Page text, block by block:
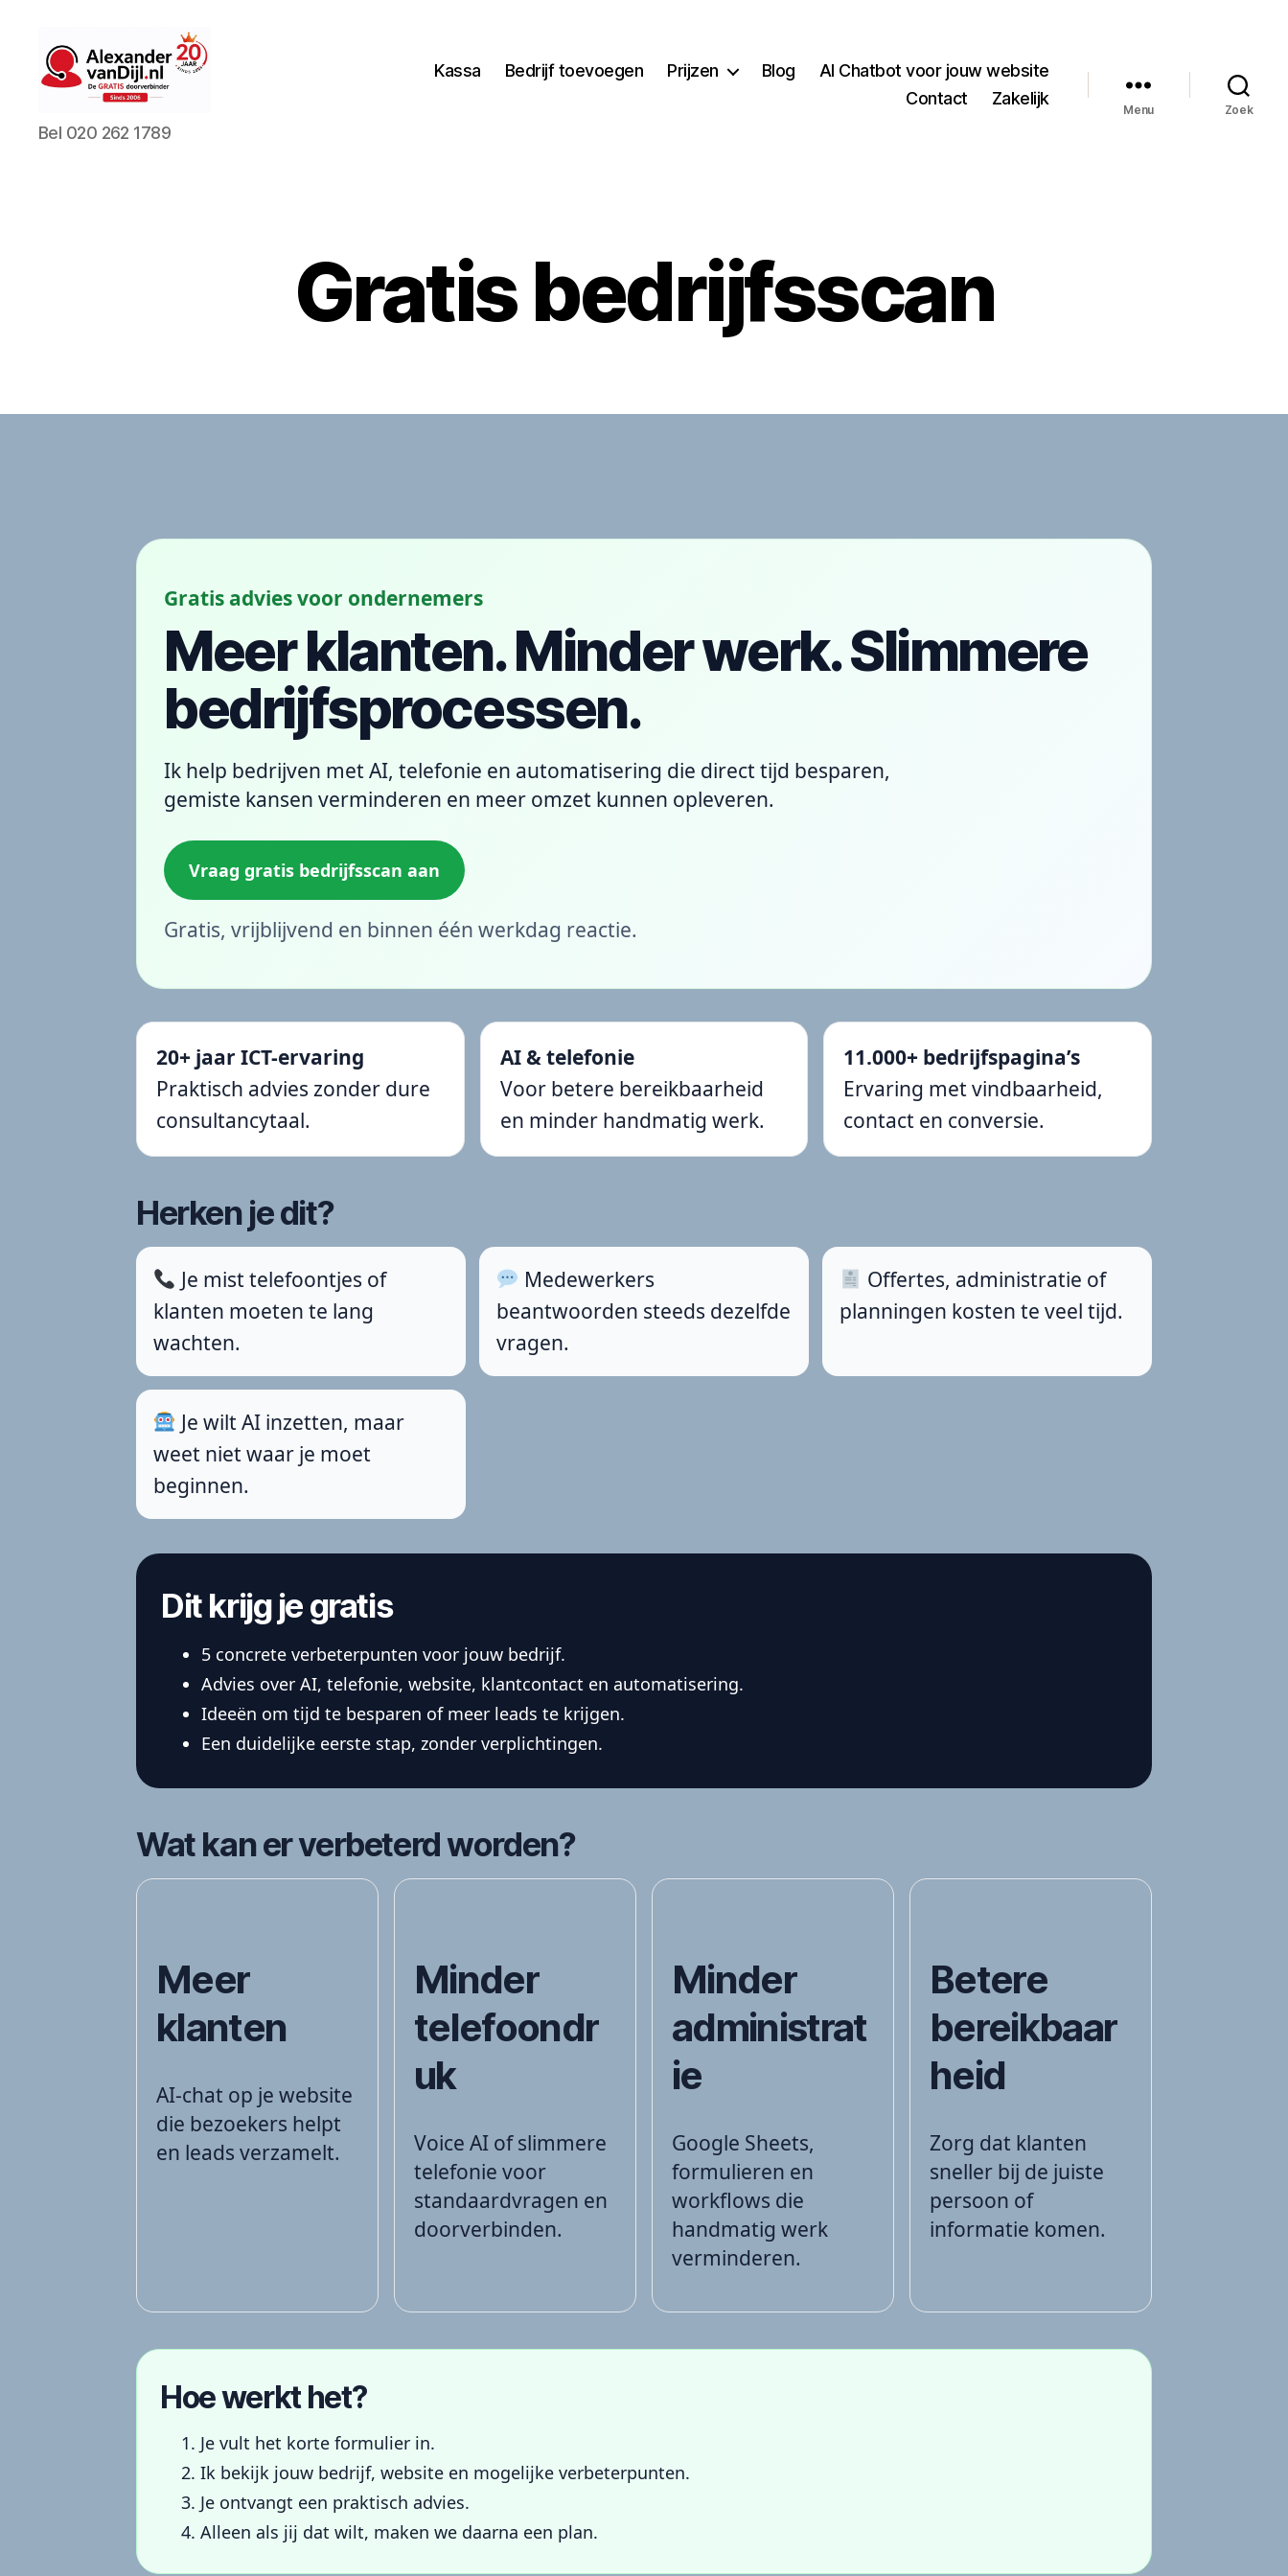
AlexandervanDijl.nl
Bel 020 262 1789
Kassa Bedrijf toevoegen Prijzen Blog
AI Chatbot voor jouw website
Contact
Zakelijk
Menu Zoek
Gratis bedrijfsscan
Gratis advies voor ondernemers
Meer klanten. Minder werk. Slimmere
bedrijfsprocessen.
Ik help bedrijven met AI, telefonie en automatisering die direct tijd besparen,
gemiste kansen verminderen en meer omzet kunnen opleveren.
Vraag gratis bedrijfsscan aan
Gratis, vrijblijvend en binnen één werkdag reactie.
20+ jaar ICT-ervaring
Praktisch advies zonder dure
consultancytaal.
AI & telefonie
Voor betere bereikbaarheid
en minder handmatig werk.
11.000+ bedrijfspagina’s
Ervaring met vindbaarheid,
contact en conversie.
Herken je dit?
Je mist telefoontjes of
klanten moeten te lang
wachten.
Medewerkers
beantwoorden steeds dezelfde
vragen.
Offertes, administratie of
planningen kosten te veel tijd.
Je wilt AI inzetten, maar
weet niet waar je moet
beginnen.
Dit krijg je gratis
5 concrete verbeterpunten voor jouw bedrijf.
Advies over AI, telefonie, website, klantcontact en automatisering.
Ideeën om tijd te besparen of meer leads te krijgen.
Een duidelijke eerste stap, zonder verplichtingen.
Wat kan er verbeterd worden?
Meer
klanten
AI-chat op je website
die bezoekers helpt
en leads verzamelt.
Minder
telefoondr
uk
Voice AI of slimmere
telefonie voor
standaardvragen en
doorverbinden.
Minder
administrat
ie
Google Sheets,
formulieren en
workflows die
handmatig werk
verminderen.
Betere
bereikbaar
heid
Zorg dat klanten
sneller bij de juiste
persoon of
informatie komen.
Hoe werkt het?
Je vult het korte formulier in.
Ik bekijk jouw bedrijf, website en mogelijke verbeterpunten.
Je ontvangt een praktisch advies.
Alleen als jij dat wilt, maken we daarna een plan.